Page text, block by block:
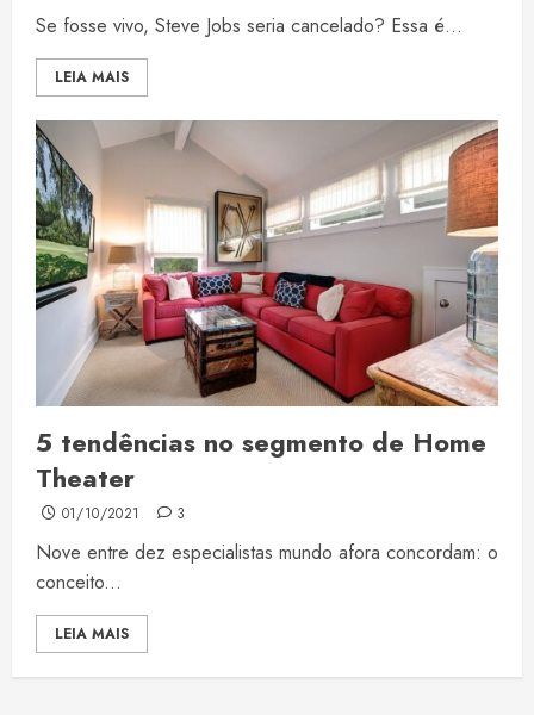
Se fosse vivo, Steve Jobs seria cancelado? Essa é...
LEIA MAIS
5 tendências no segmento de Home
Theater
01/10/2021 3
Nove entre dez especialistas mundo afora concordam: o
conceito...
LEIA MAIS